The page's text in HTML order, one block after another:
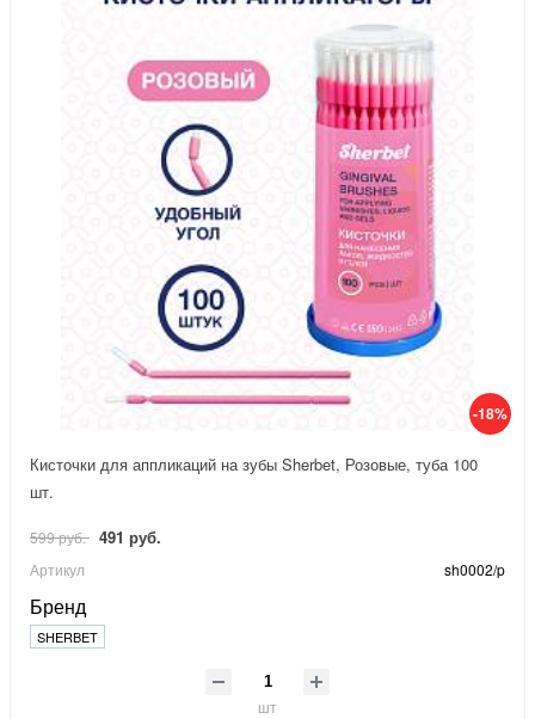
-18%
Кисточки для аппликаций на зубы Sherbet, Розовые, туба 100
шт.
599 руб. 491 руб.
Артикул sh0002/p
Бренд
SHERBET
шт